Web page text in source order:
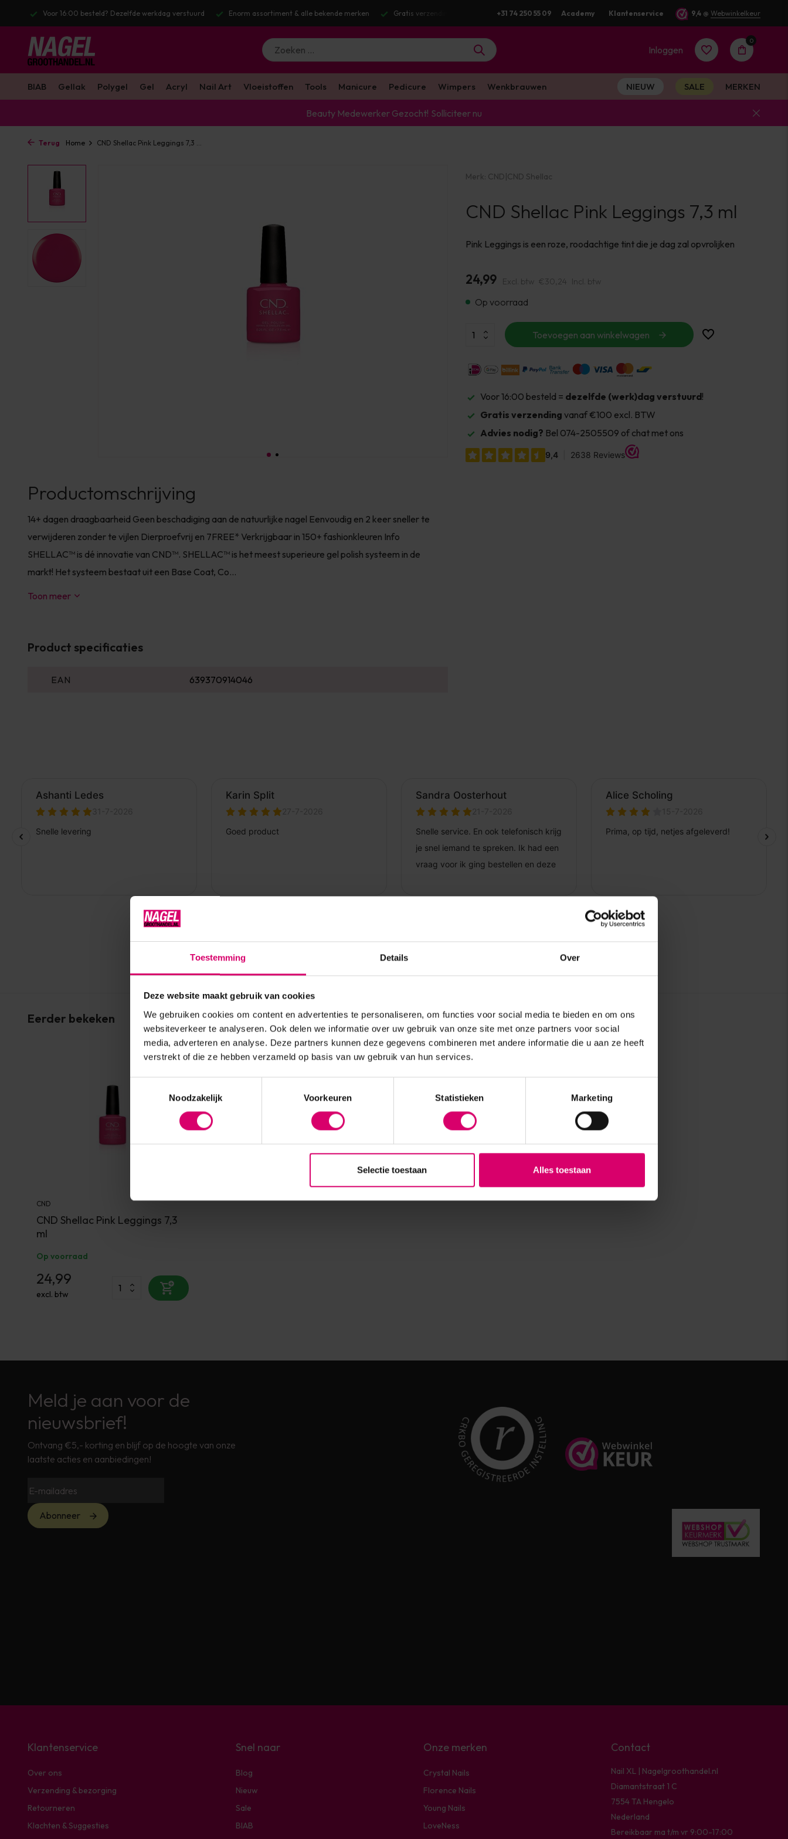
Toestemming Details Over
Deze website maakt gebruik van cookies
We gebruiken cookies om content en advertenties te personaliseren, om functies voor social media te bieden en om ons
websiteverkeer te analyseren. Ook delen we informatie over uw gebruik van onze site met onze partners voor social
media, adverteren en analyse. Deze partners kunnen deze gegevens combineren met andere informatie die u aan ze heeft
verstrekt of die ze hebben verzameld op basis van uw gebruik van hun services.
Noodzakelijk
Voorkeuren Statistieken Marketing
Selectie toestaan Alles toestaan
Voor 16:00 besteld? Dezelfde werkdag verstuurd Enorm assortiment & alle bekende merken Gratis verzending v.a. €100 excl. BTW Voor 16:00 besteld? Dezelfde werkdag verstuurd
+31 74 250 55 09 Academy Klantenservice 9,4 @ Webwinkelkeur
Inloggen
Account
aanmaken
0
BIAB Gellak Polygel Gel Acryl Nail Art Vloeistoffen Tools Manicure Pedicure Wimpers Wenkbrauwen NIEUW SALE MERKEN
Beauty Medewerker Gezocht! Solliciteer nu
Terug Home CND Shellac Pink Leggings 7,3 ...
Productomschrijving
14+ dagen draagbaarheid Geen beschadiging aan de natuurlijke nagel Eenvoudig en 2 keer sneller te
verwijderen zonder te vijlen Dierproefvrij en 7FREE* Verkrijgbaar in 150+ fashionkleuren Info
SHELLAC™ is dé innovatie van CND™. SHELLAC™ is het meest superieure gel polish systeem in de
markt! Het systeem bestaat uit een Base Coat, Co...
Toon meer
Product specificaties
EAN 639370914046
Merk: CND|CND Shellac
CND Shellac Pink Leggings 7,3 ml
Pink Leggings is een roze, roodachtige tint die je dag zal opvrolijken
24,99 Excl. btw €30,24 Incl. btw
Op voorraad
Toevoegen aan winkelwagen
Voor 16:00 besteld = dezelfde (werk)dag verstuurd!
Gratis verzending vanaf €100 excl. BTW
Advies nodig? Bel 074-2505509 of chat met ons
Eerder bekeken
CND
CND Shellac Pink Leggings 7,3
ml
Op voorraad
24,99
excl. btw
Meld je aan voor de
nieuwsbrief!
Ontvang €5,- korting en blijf op de hoogte van onze
laatste acties en aanbiedingen!
Abonneer
Klantenservice
Over ons
Verzending & bezorging
Retourneren
Klachten & Suggesties
Snel naar
Blog
Nieuw
Sale
BIAB
Onze merken
Crystal Nails
Florence Nails
Young Nails
LoveNess
Contact
Nail XL | Nagelgroothandel.nl
Diamantstraat 1 C
7554 TA Hengelo
Nederland
Bereikbaar ma t/m vr 9:00-17:00